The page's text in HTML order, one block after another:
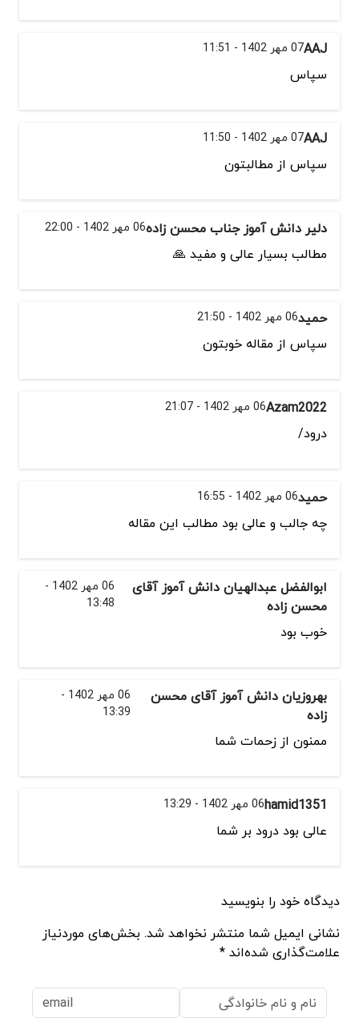
AAJ07 مهر 1402 - 11:51
سپاس
AAJ07 مهر 1402 - 11:50
سپاس از مطالبتون
دلیر دانش آموز جناب محسن زاده06 مهر 1402 - 22:00
مطالب بسیار عالی و مفید 🙏
حمید06 مهر 1402 - 21:50
سپاس از مقاله خوبتون
Azam202206 مهر 1402 - 21:07
درود/
حمید06 مهر 1402 - 16:55
چه جالب و عالی بود مطالب این مقاله
ابوالفضل عبدالهیان دانش آموز آقای
محسن زاده
06 مهر 1402 -
13:48
خوب بود
بهروزیان دانش آموز آقای محسن
زاده
06 مهر 1402 -
13:39
ممنون از زحمات شما
hamid135106 مهر 1402 - 13:29
عالی بود درود بر شما
دیدگاه خود را بنویسید
نشانی ایمیل شما منتشر نخواهد شد. بخش‌های موردنیاز
علامت‌گذاری شده‌اند *